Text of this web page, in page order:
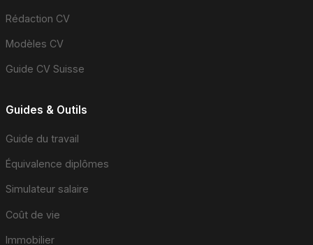
Rédaction CV
Modèles CV
Guide CV Suisse
Guides & Outils
Guide du travail
Équivalence diplômes
Simulateur salaire
Coût de vie
Immobilier